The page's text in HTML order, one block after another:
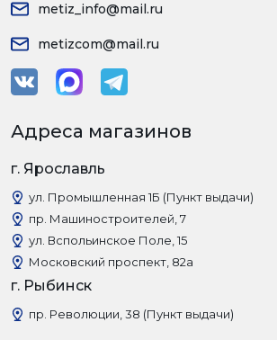
metiz_info@mail.ru
metizcom@mail.ru
Адреса магазинов
г. Ярославль
ул. Промышленная 1Б (Пункт выдачи)
пр. Машиностроителей, 7
ул. Вспольинское Поле, 15
Московский проспект, 82а
г. Рыбинск
пр. Революции, 38 (Пункт выдачи)